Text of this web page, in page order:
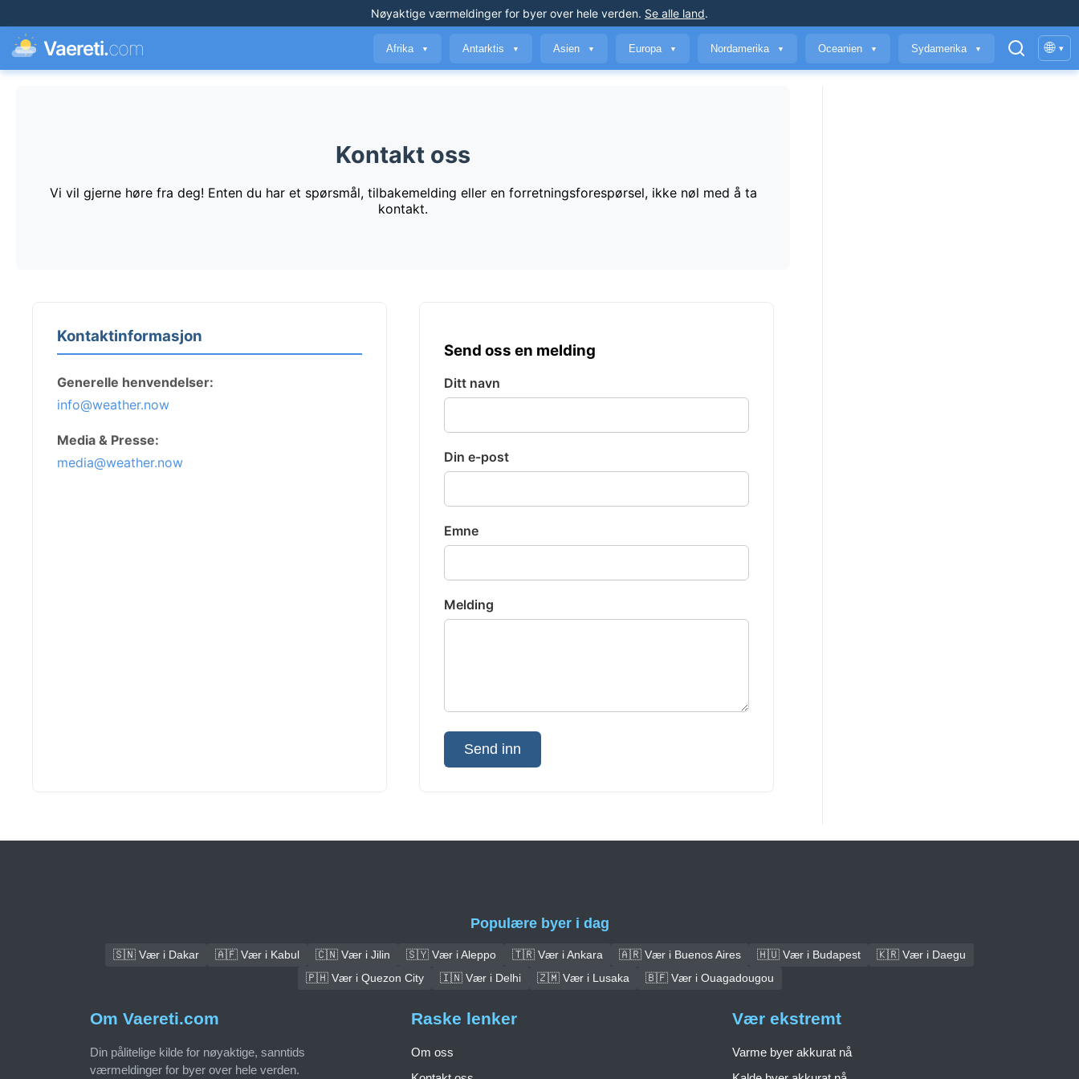
Nøyaktige værmeldinger for byer over hele verden. Se alle land.
Vaereti.com Afrika ▼ Antarktis ▼ Asien ▼ Europa ▼ Nordamerika ▼ Oceanien ▼ Sydamerika ▼ 🌐 ▾
Kontakt oss
Vi vil gjerne høre fra deg! Enten du har et spørsmål, tilbakemelding eller en forretningsforespørsel, ikke nøl med å ta
kontakt.
Kontaktinformasjon
Generelle henvendelser:
info@weather.now
Media & Presse:
media@weather.now
Send oss en melding
Ditt navn
Din e-post
Emne
Melding
Send inn
Populære byer i dag
🇸🇳 Vær i Dakar 🇦🇫 Vær i Kabul 🇨🇳 Vær i Jilin 🇸🇾 Vær i Aleppo 🇹🇷 Vær i Ankara 🇦🇷 Vær i Buenos Aires 🇭🇺 Vær i Budapest
🇰🇷 Vær i Daegu
🇵🇭 Vær i Quezon City
🇮🇳 Vær i Delhi 🇿🇲 Vær i Lusaka 🇧🇫 Vær i Ouagadougou
Om Vaereti.com
Din pålitelige kilde for nøyaktige, sanntids
værmeldinger for byer over hele verden.
Raske lenker
Om oss
Vær ekstremt
Varme byer akkurat nå